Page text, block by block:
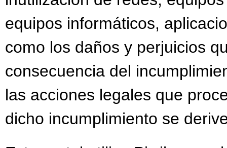
equipos informáticos,
como los daños y perjuicios
consecuencia del
las acciones legales que
dicho incumplimiento se